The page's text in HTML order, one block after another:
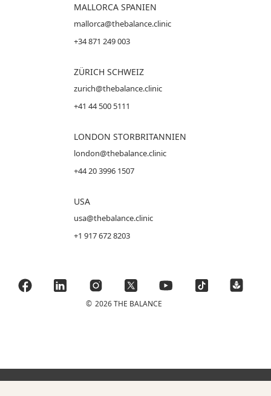
MALLORCA SPANIEN
mallorca@thebalance.clinic
+34 871 249 003
ZÜRICH SCHWEIZ
zurich@thebalance.clinic
+41 44 500 5111
LONDON STORBRITANNIEN
london@thebalance.clinic
+44 20 3996 1507
USA
usa@thebalance.clinic
+1 917 672 8203
© 2026 THE BALANCE